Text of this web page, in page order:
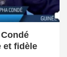
et fidèle